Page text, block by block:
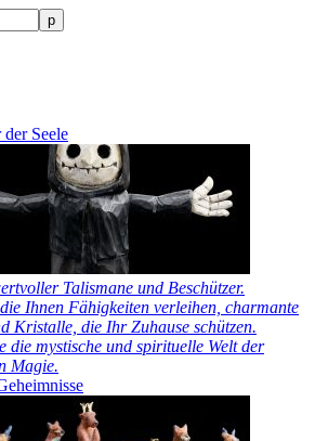
der Seele
Talismane und Beschützer.
Ihnen Fähigkeiten verleihen, charmante
Kristalle, die Ihr Zuhause schützen.
die mystische und spirituelle Welt der
Magie.